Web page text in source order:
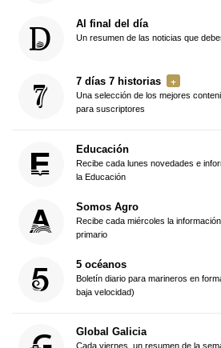
Al final del día
Un resumen de las noticias que
7 días 7 historias
Una selección de los mejores
para suscriptores
Educación
Recibe cada lunes novedades e
la Educación
Somos Agro
Recibe cada miércoles la
primario
5 océanos
Boletín diario para marineros en
baja velocidad)
Global Galicia
Cada viernes, un resumen de la